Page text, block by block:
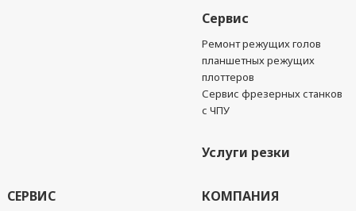
Сервис
Ремонт режущих голов
планшетных режущих
плоттеров
Сервис фрезерных станков
с ЧПУ
Услуги резки
СЕРВИС КОМПАНИЯ